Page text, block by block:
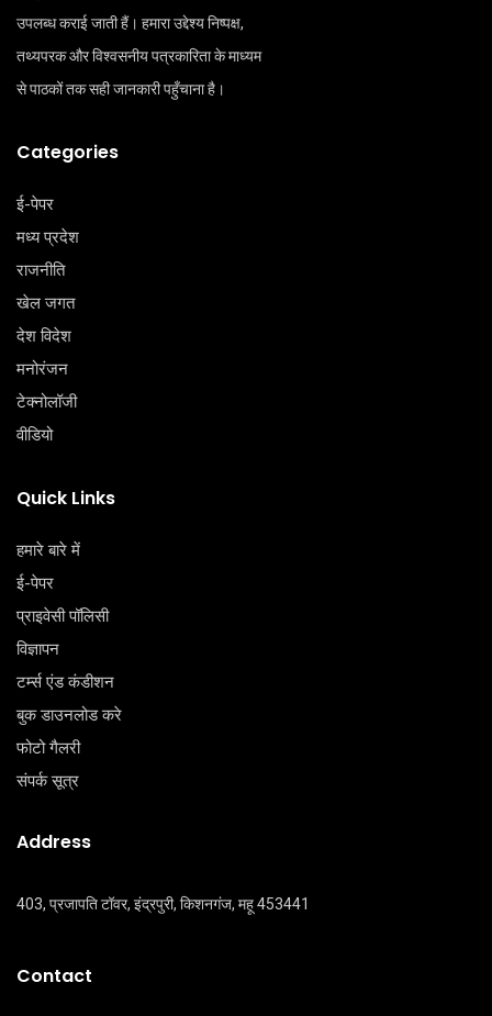
उपलब्ध कराई जाती हैं। हमारा उद्देश्य निष्पक्ष,
तथ्यपरक और विश्वसनीय पत्रकारिता के माध्यम
से पाठकों तक सही जानकारी पहुँचाना है।
Categories
ई-पेपर
मध्य प्रदेश
राजनीति
खेल जगत
देश विदेश
मनोरंजन
टेक्‍नोलॉजी
वीडियो
Quick Links
हमारे बारे में
ई-पेपर
प्राइवेसी पॉलिसी
विज्ञापन
टर्म्स एंड कंडीशन
बुक डाउनलोड करे
फोटो गैलरी
संपर्क सूत्र
Address
403, प्रजापति टॉवर, इंद्रपुरी, किशनगंज, महू 453441
Contact